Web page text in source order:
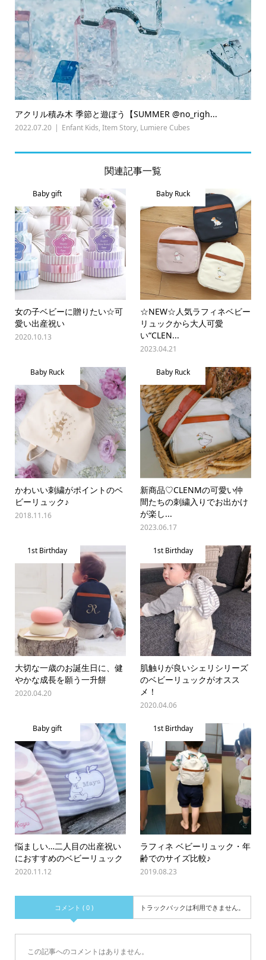
アクリル積み木 季節と遊ぼう【SUMMER @no_righ...
2022.07.20 Enfant Kids, Item Story, Lumiere Cubes
関連記事一覧
Baby gift
女の子ベビーに贈りたい☆可
愛い出産祝い
2020.10.13
Baby Ruck
☆NEW☆人気ラフィネベビー
リュックから大人可愛
い“CLEN...
2023.04.21
Baby Ruck
かわいい刺繍がポイントのベ
ビーリュック♪
2018.11.16
Baby Ruck
新商品♡CLENMの可愛い仲
間たちの刺繍入りでお出かけ
が楽し...
2023.06.17
1st Birthday
大切な一歳のお誕生日に、健
やかな成長を願う一升餅
2020.04.20
1st Birthday
肌触りが良いシェリシリーズ
のベビーリュックがオスス
メ！
2020.04.06
Baby gift
悩ましい…二人目の出産祝い
におすすめのベビーリュック
2020.11.12
1st Birthday
ラフィネ ベビーリュック・年
齢でのサイズ比較♪
2019.08.23
コメント ( 0 ) トラックバックは利用できません。
この記事へのコメントはありません。